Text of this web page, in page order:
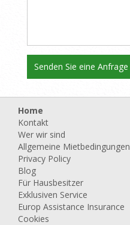
Home
Kontakt
Wer wir sind
Allgemeine Mietbedingungen
Privacy Policy
Blog
Für Hausbesitzer
Exklusiven Service
Europ Assistance Insurance
Cookies